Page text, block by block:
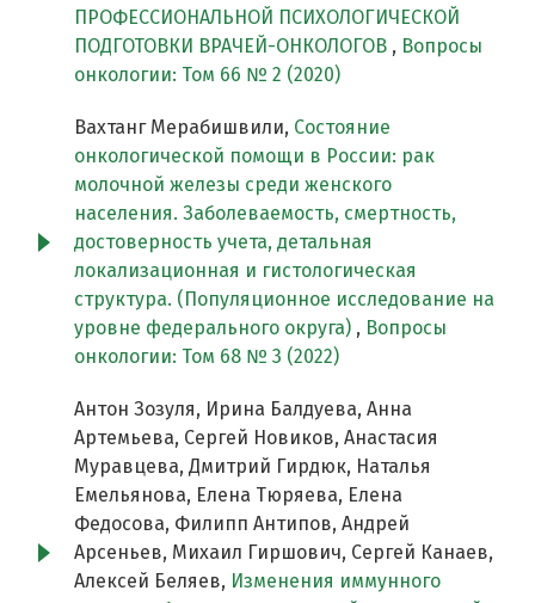
ПРОФЕССИОНАЛЬНОЙ ПСИХОЛОГИЧЕСКОЙ
ПОДГОТОВКИ ВРАЧЕЙ-ОНКОЛОГОВ , Вопросы
онкологии: Том 66 № 2 (2020)
Вахтанг Мерабишвили, Состояние
онкологической помощи в России: рак
молочной железы среди женского
населения. Заболеваемость, смертность,
достоверность учета, детальная
локализационная и гистологическая
структура. (Популяционное исследование на
уровне федерального округа) , Вопросы
онкологии: Том 68 № 3 (2022)
Антон Зозуля, Ирина Балдуева, Анна
Артемьева, Сергей Новиков, Анастасия
Муравцева, Дмитрий Гирдюк, Наталья
Емельянова, Елена Тюряева, Елена
Федосова, Филипп Антипов, Андрей
Арсеньев, Михаил Гиршович, Сергей Канаев,
Алексей Беляев, Изменения иммунного